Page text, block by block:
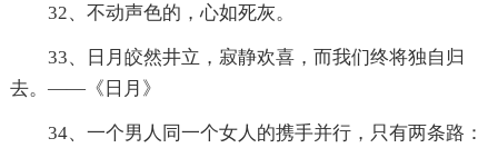
32、不动声色的，心如死灰。
33、日月皎然井立，寂静欢喜，而我们终将独自归
去。——《日月》
34、一个男人同一个女人的携手并行，只有两条路：